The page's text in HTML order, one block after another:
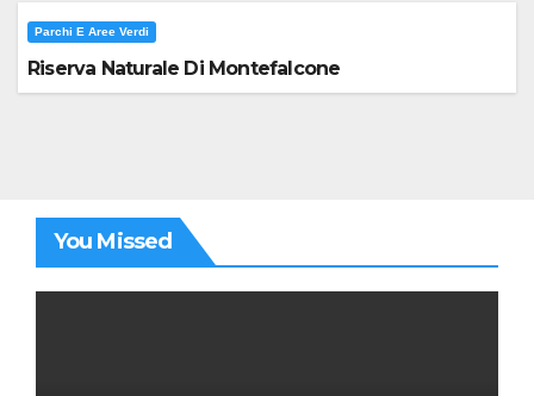
Parchi E Aree Verdi
Riserva Naturale Di Montefalcone
You Missed